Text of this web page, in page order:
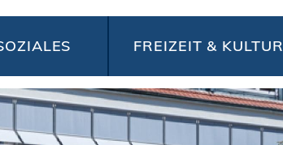
FREIZEIT & KULTUR